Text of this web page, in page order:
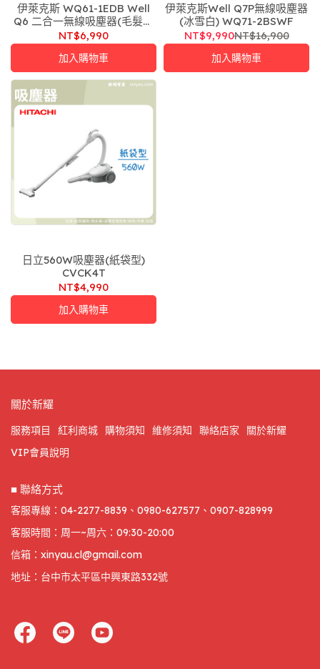
伊萊克斯 WQ61-1EDB Well
Q6 二合一無線吸塵器(毛髮截
斷)
NT$6,990
加入購物車
伊萊克斯Well Q7P無線吸塵器
(冰雪白) WQ71-2BSWF
NT$9,990NT$16,900
加入購物車
日立560W吸塵器(紙袋型)
CVCK4T
NT$4,990
加入購物車
關於新耀
服務項目 紅利商城 購物須知 維修須知 聯絡店家
關於新耀
VIP會員說明
■ 聯絡方式
客服專線：04-2277-8839、0980-627577、0907-828999
客服時間：周一~周六：09:30-20:00
信箱：xinyau.cl@gmail.com
地址：台中市太平區中興東路332號